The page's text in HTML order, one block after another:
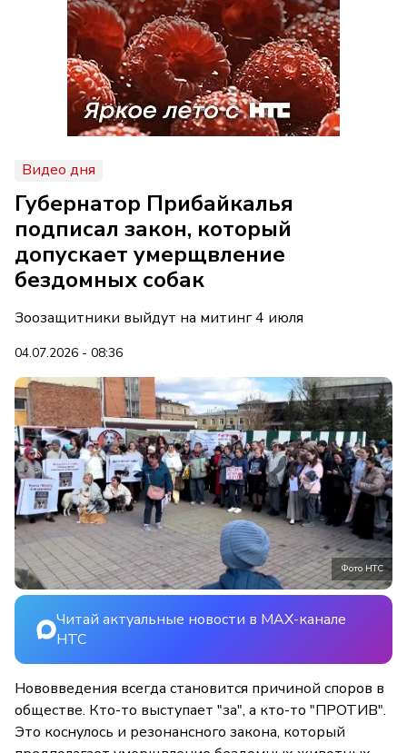
Видео дня
Губернатор Прибайкалья
подписал закон, который
допускает умерщвление
бездомных собак
Зоозащитники выйдут на митинг 4 июля
04.07.2026 - 08:36
Фото НТС
Читай актуальные новости в MAX-канале
НТС
Нововведения всегда становится причиной споров в
обществе. Кто-то выступает "за", а кто-то "ПРОТИВ".
Это коснулось и резонансного закона, который